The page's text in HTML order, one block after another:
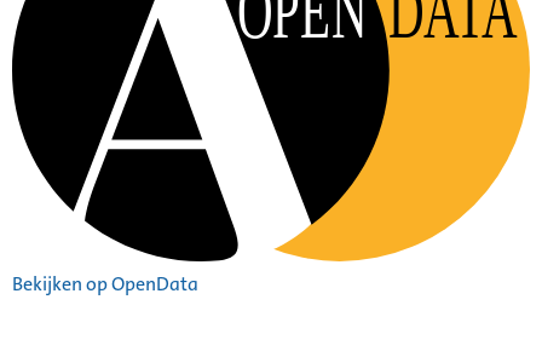
Bekijken op OpenData